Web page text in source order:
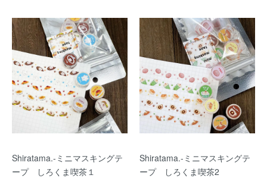
Shiratama.-ミニマスキングテ
ープ しろくま喫茶１
Shiratama.-ミニマスキングテ
ープ しろくま喫茶2